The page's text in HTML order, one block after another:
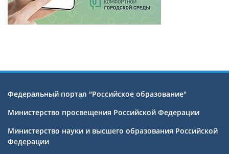
Федеральный портал "Российское образование"
Министерство просвещения Российской Федерации
Министерство науки и высшего образования Российской
Федерации